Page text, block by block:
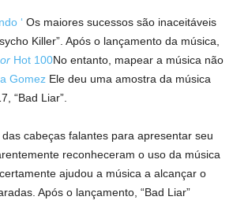
‘ Os maiores sucessos são inaceitáveis ​​
Killer”. Após o lançamento da música,
Hot 100No entanto, mapear a música não
Gomez Ele deu uma amostra da música
“Bad Liar”.
cabeças falantes para apresentar seu
reconheceram o uso da música
ajudou a música a alcançar o
Após o lançamento, “Bad Liar”